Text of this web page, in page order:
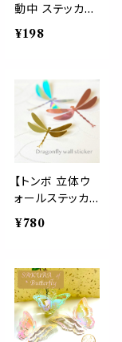
動中 ステッカー
】1枚 シール 防
犯カメラ 防犯対
キリュティ 店舗
自宅 屋外防犯
盗難防止 視覚
抑止 子育て 子
供 安心 安全 耐
水 シンプル 可
愛い おしゃれ
¥198
【トンボ 立体ウ
ォールステッカ
ー】12ピース ド
面テープ シール
蜻蛉 とんぼ お
しゃれ デコレー
ション オーロラ
結婚式 ウェルカ
¥780